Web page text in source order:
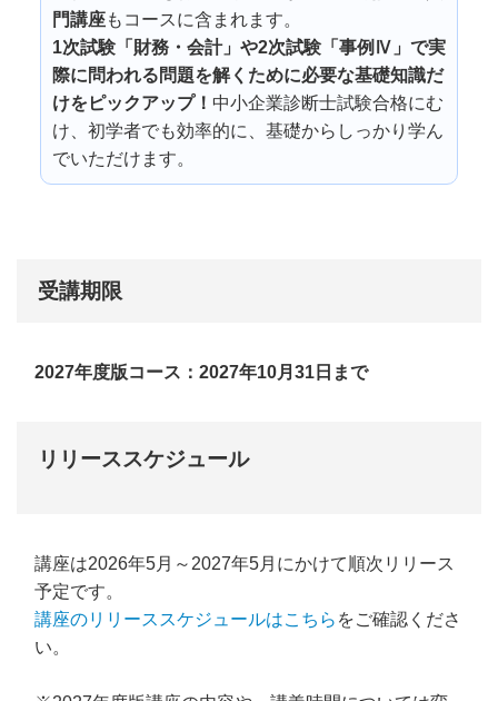
門講座もコースに含まれます。
1次試験「財務・会計」や2次試験「事例Ⅳ」で実
際に問われる問題を解くために必要な基礎知識だ
けをピックアップ！ 中小企業診断士試験合格にむ
け、初学者でも効率的に、基礎からしっかり学ん
でいただけます。
受講期限
2027年度版コース：2027年10月31日まで
リリーススケジュール
講座は2026年5月～2027年5月にかけて順次リリース
予定です。
講座のリリーススケジュールはこちら をご確認くださ
い。